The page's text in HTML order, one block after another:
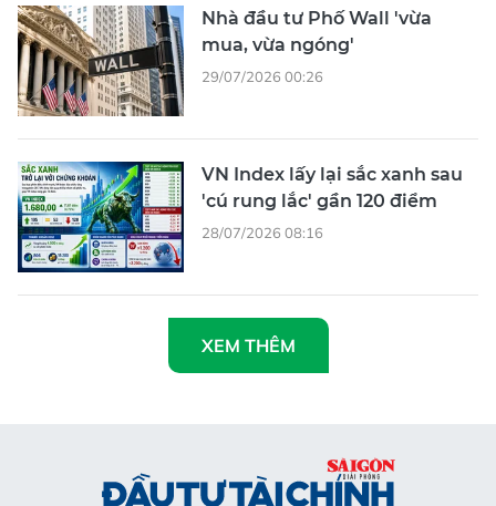
Nhà đầu tư Phố Wall 'vừa
mua, vừa ngóng'
29/07/2026 00:26
VN Index lấy lại sắc xanh sau
'cú rung lắc' gần 120 điểm
28/07/2026 08:16
XEM THÊM